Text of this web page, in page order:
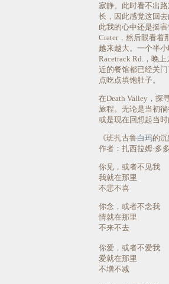
寂静。此时看不出
长，因此感觉这回
此我的心中还是挺
Crater，然后眼看着
越来越大。一个半
Racetrack Rd.，晚
近的餐馆都已经关
点吃点填饱肚子。
在Death Valley，探
旅程。无论是当初
或是现在回想起当
《班扎古鲁白玛的
作者：扎西拉姆·多
你见，或者不见我
我就在那里
不悲不喜
你念，或者不念我
情就在那里
不来不去
你爱，或者不爱我
爱就在那里
不增不减